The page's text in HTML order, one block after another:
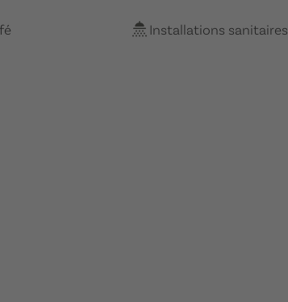
Installations sanitaires